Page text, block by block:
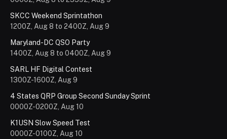
SKCC Weekend Sprintathon
1200Z, Aug 8 to 2400Z, Aug 9
Maryland-DC QSO Party
1400Z, Aug 8 to 0400Z, Aug 9
SARL HF Digital Contest
1300Z-1600Z, Aug 9
4 States QRP Group Second Sunday Sprint
0000Z-0200Z, Aug 10
K1USN Slow Speed Test
0000Z-0100Z, Aug 10